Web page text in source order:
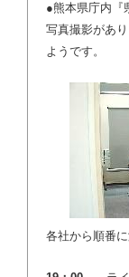
●熊本県庁内『
写真撮影があ
ようです。
各社から順番